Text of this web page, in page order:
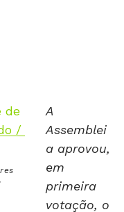
A
Assemblei
a aprovou,
em
primeira
votação, o